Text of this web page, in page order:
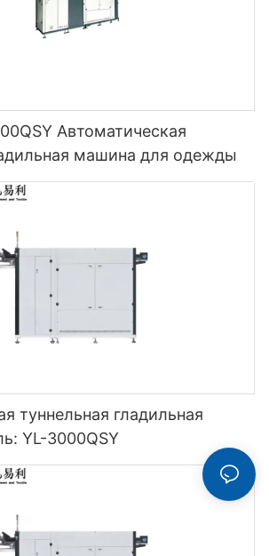
Автоматическая
машина для одежды
туннельная гладильная
YL-3000QSY